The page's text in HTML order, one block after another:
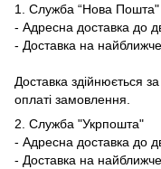
1. Служба “Нова Пошта"
- Адресна доставка до
- Доставка на
Доставка здійнюється
оплаті замовлення.
2. Служба "Укрпошта"
- Адресна доставка до
- Доставка на